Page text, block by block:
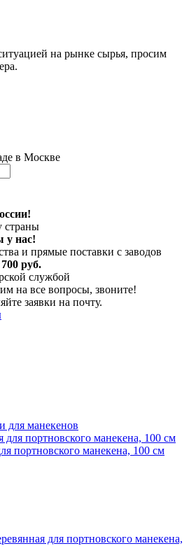
на рынке сырья, просим
в Москве
страны
у нас!
и прямые поставки с заводов
руб.
службой
на все вопросы, звоните!
заявки на почту.
для манекенов
портновского манекена, 100 см